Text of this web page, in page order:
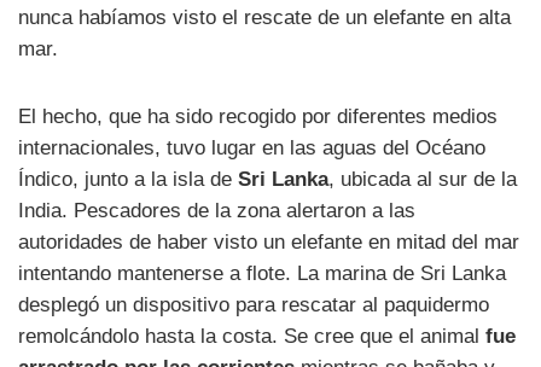
nunca habíamos visto el rescate de un elefante en alta
mar.
El hecho, que ha sido recogido por diferentes medios
internacionales, tuvo lugar en las aguas del Océano
Índico, junto a la isla de Sri Lanka, ubicada al sur de la
India. Pescadores de la zona alertaron a las
autoridades de haber visto un elefante en mitad del mar
intentando mantenerse a flote. La marina de Sri Lanka
desplegó un dispositivo para rescatar al paquidermo
remolcándolo hasta la costa. Se cree que el animal fue